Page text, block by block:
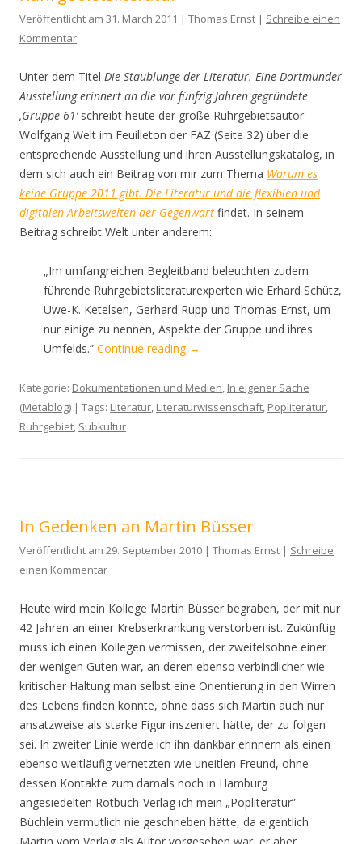
Veröffentlicht am 31. March 2011 | Thomas Ernst | Schreibe einen
Kommentar
Unter dem Titel Die Staublunge der Literatur. Eine Dortmunder
Ausstellung erinnert an die vor fünfzig Jahren gegründete
‚Gruppe 61‘schreibt heute der große Ruhrgebietsautor
Wolfgang Welt im Feuilleton der FAZ (Seite 32) über die
entsprechende Ausstellung und ihren Ausstellungskatalog, in
dem sich auch ein Beitrag von mir zum Thema Warum es
keine Gruppe 2011 gibt. Die Literatur und die flexiblen und
digitalen Arbeitswelten der Gegenwart findet. In seinem
Beitrag schreibt Welt unter anderem:
„Im umfangreichen Begleitband beleuchten zudem
führende Ruhrgebietsliteraturexperten wie Erhard Schütz,
Uwe-K. Ketelsen, Gerhard Rupp und Thomas Ernst, um
nur einige zu nennen, Aspekte der Gruppe und ihres
Umfelds.” Continue reading →
Kategorie: Dokumentationen und Medien, In eigener Sache
(Metablog) | Tags: Literatur, Literaturwissenschaft, Popliteratur,
Ruhrgebiet, Subkultur
In Gedenken an Martin Büsser
Veröffentlicht am 29. September 2010 | Thomas Ernst | Schreibe
einen Kommentar
Heute wird mein Kollege Martin Büsser begraben, der mit nur
42 Jahren an einer Krebserkrankung verstorben ist. Zukünftig
muss ich einen Kollegen vermissen, der zweifelsohne einer
der wenigen Guten war, an deren ebenso verbindlicher wie
kritischer Haltung man selbst eine Orientierung in den Wirren
des Lebens finden konnte, ohne dass sich Martin auch nur
ansatzweise als starke Figur inszeniert hätte, der zu folgen
sei. In zweiter Linie werde ich ihn dankbar erinnern als einen
ebenso weitläufig vernetzten wie uneitlen Freund, ohne
dessen Kontakte zum damals noch in Hamburg
angesiedelten Rotbuch-Verlag ich mein „Popliteratur”-
Büchlein vermutlich nie geschrieben hätte, da eigentlich